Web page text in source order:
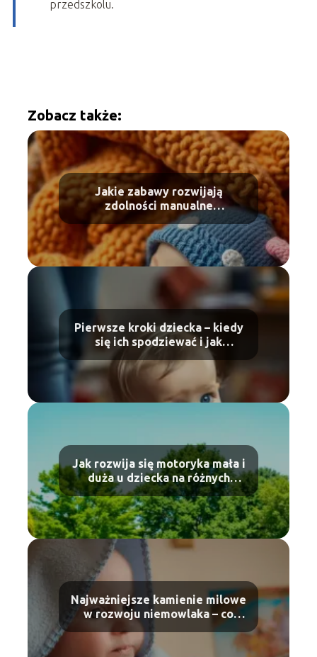
przedszkolu.
Zobacz także:
Jakie zabawy rozwijają
zdolności manualne
niemowlaka?
Pierwsze kroki dziecka – kiedy
się ich spodziewać i jak
wspierać naukę chodzenia?
Jak rozwija się motoryka mała i
duża u dziecka na różnych
etapach życia?
Najważniejsze kamienie milowe
w rozwoju niemowlaka – co
warto monitorować?